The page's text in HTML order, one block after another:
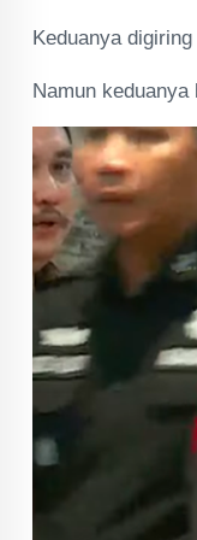
Keduanya
Namun keduanya